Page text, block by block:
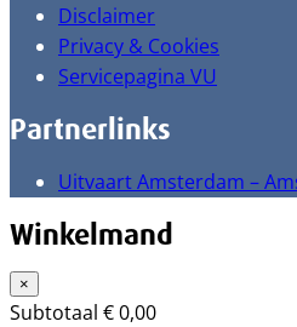
Disclaimer
Privacy & Cookies
Servicepagina VU
Partnerlinks
Uitvaart Amsterdam –
Winkelmand
×
Subtotaal €0,00